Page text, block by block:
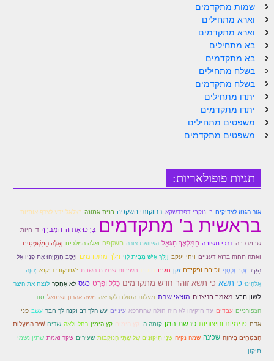
ספר הזוהר הקדוש ויקהל השקפה
ספר הזוהר הקדוש ויקהל מתקדמים
ספר הזוהר הקדוש פיקודי מתחילים
ספר הזוהר הקדוש פיקודי מתקדמים
ספר הזוהר הקדוש זוהר ויקרא השקפה
פרשת שמיני מתחילים
פרשת שמיני מתקדמים
ספר הזוהר פרשת תזריע למתקדמים
זוהר מצורע מתחילים
זוהר אחרי מות למתחילים
שמות מתקדמים
וארא מתחילים
וארא מתקדמים
בא מתחילים
בא מתקדמים
בשלח מתחילים
בשלח מתקדמים
יתרו מתחילים
יתרו מתקדמים
משפטים מתחילים
משפטים מתקדמים
תגיות פופולאריות:
אור הגנוז לצדיקים ב' נוקבי דפרדשקא בחוקותי השקפה בנית אמונה בצלאל ידע לצרף אותיות
בראשית ב' מתקדמים בָּרְכוּ אֶת ה' הַמְברָךְ ד' חיות
שבמרכבה דרכי תשובה הַמַּלְאָךְ הַגֹּאֵל השוואת צורה השקפה ואלה המלכים וְאֵלֶּה הַמִּשְׁפָּטִים
ואתה תחזה ברזא דעניים ויחי יעקב וַיֵּלֶךְ אִישׁ מִבֵּית לֵוִי וילך מתקדמים ויַּסֵּב חִזְקִיָּהוּ אֶת פָּנָיו אֶל
הַקִּיר זָהָב וָכֶסֶף זכירה ופקידה זקן חגים חוטם חשיבות שמירת השבת י"גתיקוני דיקנא יְהוָה
אֱלֹהֵינוּ כי תשא כי תשא זוהר חדש מתקדמים כְּלָל וּפֶרַט כעס לֹא אֶחְסָר לנצח את היצר
לשון הרע מאמר הניצנים מוצאי שבת מעלות הסולם לקריאה משה אהרון ושמואל סוד
הצפורניים עבדים עד חזקיהו לא היה חולה שהתרפא עיניים עש הלך רב וקנה לך חבר עשב פני
אדם פנימיות וחיצוניות פרשת המן קומה ה' קץ הימים קץ הימין רחל ולאה שדים שִׁיר הַמַּעֲלוֹת
הַבֹּטְחִים בַּיהוָה שכינה שמה נקיה שְׁנֵי תִּיקוּנִים שֶׁל שְׁתֵּי הַנוּקְבוֹת שעירים שקר ואמת שתין נשמי
תיקון